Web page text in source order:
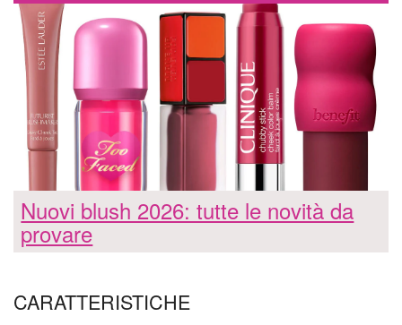
Nuovi blush 2026: tutte le novità da
provare
CARATTERISTICHE